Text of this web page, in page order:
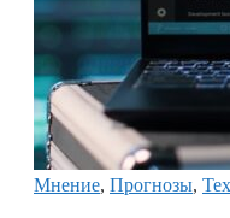
Мнение, Прогнозы,